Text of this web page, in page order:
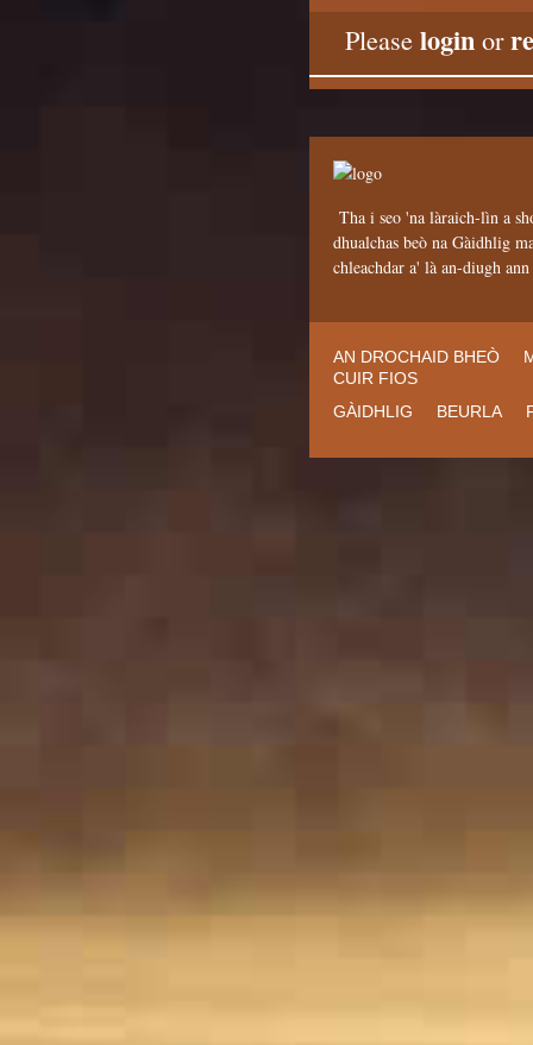
Please login or
Tha i seo 'na làraich-lìn a
dhualchas beò na Gàidhlig
chleachdar a' là an-diugh
AN DROCHAID BHEÒ
CUIR FIOS
GÀIDHLIG
BEURLA